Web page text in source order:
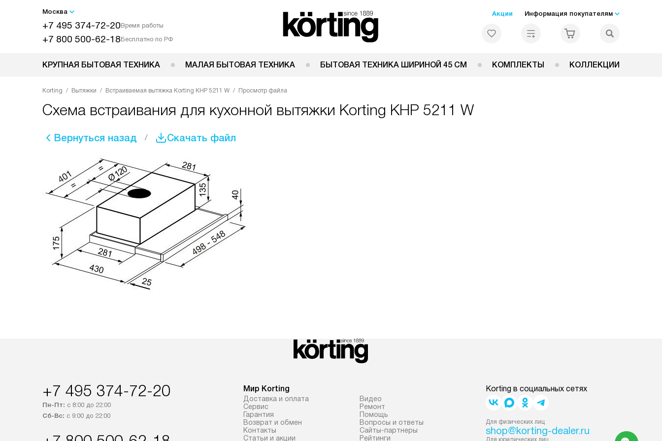
Москва
+7 495 374-72-20Время работы
+7 800 500-62-18Бесплатно по РФ
Акции Информация покупателям
КРУПНАЯ БЫТОВАЯ ТЕХНИКА МАЛАЯ БЫТОВАЯ ТЕХНИКА БЫТОВАЯ ТЕХНИКА ШИРИНОЙ 45 СМ КОМПЛЕКТЫ КОЛЛЕКЦИИ
Korting Вытяжки Встраиваемая вытяжка Korting KHP 5211 W Просмотр файла
Схема встраивания для кухонной вытяжки Korting KHP 5211 W
Вернуться назад Скачать файл
+7 495 374-72-20
Пн-Пт: с 8:00 до 22:00
Сб-Вс: с 9:00 до 22:00
Мир Korting
Доставка и оплата
Сервис
Гарантия
Возврат и обмен
Контакты
Статьи и акции
Видео
Ремонт
Помощь
Вопросы и ответы
Сайты-партнеры
Рейтинги
Korting в социальных сетях
Для физических лиц
shop@korting-dealer.ru
Для юридических лиц